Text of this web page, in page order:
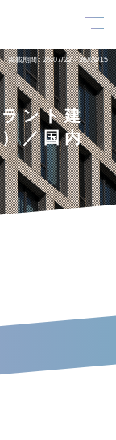
掲載期間 26/07/22～26/09/15
ント建
／国内